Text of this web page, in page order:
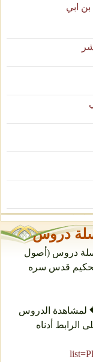
بن ابي
دروس
دروس (أصول
قدس سره
الدروس
أدناه